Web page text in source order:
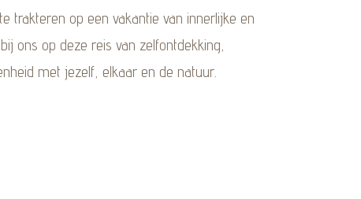
trakteren op een vakantie van innerlijke en
ons op deze reis van zelfontdekking,
met jezelf, elkaar en de natuur.